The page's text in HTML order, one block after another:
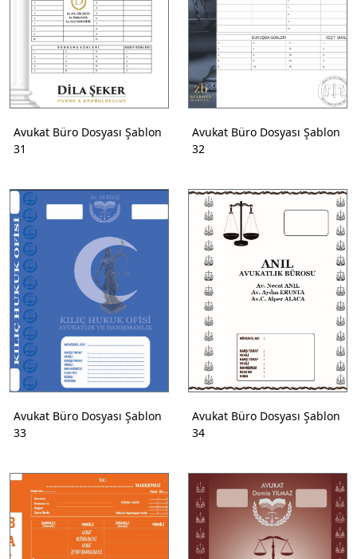
Avukat Büro Dosyası Şablon
31
Avukat Büro Dosyası Şablon
32
Avukat Büro Dosyası Şablon
33
Avukat Büro Dosyası Şablon
34